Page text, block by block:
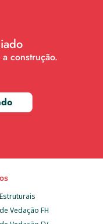
Vedação FH
construção.